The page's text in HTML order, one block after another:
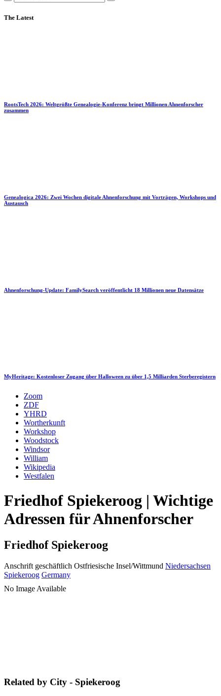
The Latest
RootsTech 2026: Weltgrößte Genealogie-Konferenz bringt Millionen Ahnenforscher
zusammen
Genealogica 2026: Zwei Wochen digitale Ahnenforschung mit Vorträgen, Workshops und
Austausch
Ahnenforschung-Update: FamilySearch veröffentlicht 18 Millionen neue Datensätze
MyHeritage: Kostenloser Zugang über Halloween zu über 1,5 Milliarden Sterberegistern
Zoom
ZDF
YHRD
Wortherkunft
Workshop
Woodstock
Windsor
William
Wikipedia
Westfalen
Friedhof Spiekeroog | Wichtige
Adressen für Ahnenforscher
Friedhof Spiekeroog
Anschrift geschäftlich Ostfriesische Insel/Wittmund Niedersachsen
Spiekeroog Germany
No Image Available
Related by City - Spiekeroog